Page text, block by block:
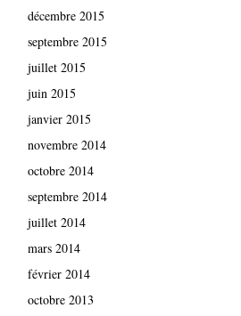
décembre 2015
septembre 2015
juillet 2015
juin 2015
janvier 2015
novembre 2014
octobre 2014
septembre 2014
juillet 2014
mars 2014
février 2014
octobre 2013